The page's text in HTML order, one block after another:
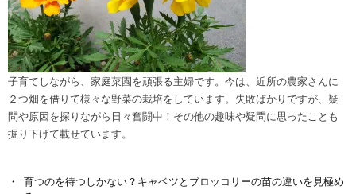
子育てしながら、家庭菜園を頑張る主婦です。今は、近所の農家さんに
２つ畑を借りて様々な野菜の栽培をしています。失敗ばかりですが、疑
問や原因を探りながら日々奮闘中！その他の趣味や疑問に思ったことも
掘り下げて載せています。
育つのを待つしかない？キャベツとブロッコリーの苗の違いを見極め